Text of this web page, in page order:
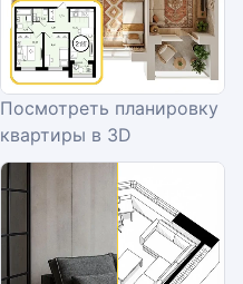
Посмотреть планировку
квартиры в 3D